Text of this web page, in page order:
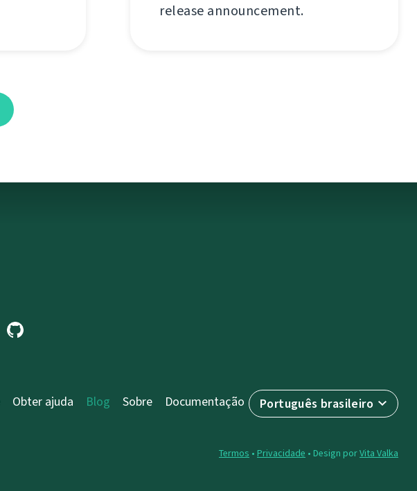
release announcement.
Português brasileiro
Obter ajuda Blog Sobre Documentação
Termos • Privacidade • Design porVita Valka